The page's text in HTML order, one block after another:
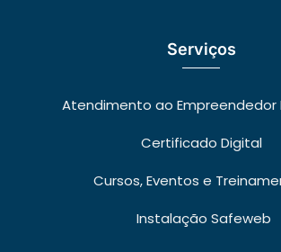
Serviços
Atendimento ao Empreendedor
Certificado Digital
Cursos, Eventos e
Instalação Safeweb